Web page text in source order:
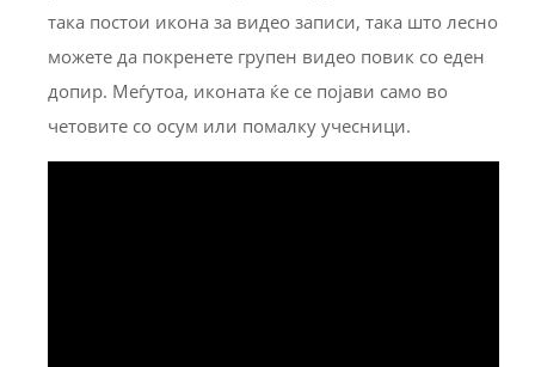
така постои икона за видео записи, така што лесно
можете да покренете групен видео повик со еден
допир. Меѓутоа, иконата ќе се појави само во
четовите со осум или помалку учесници.